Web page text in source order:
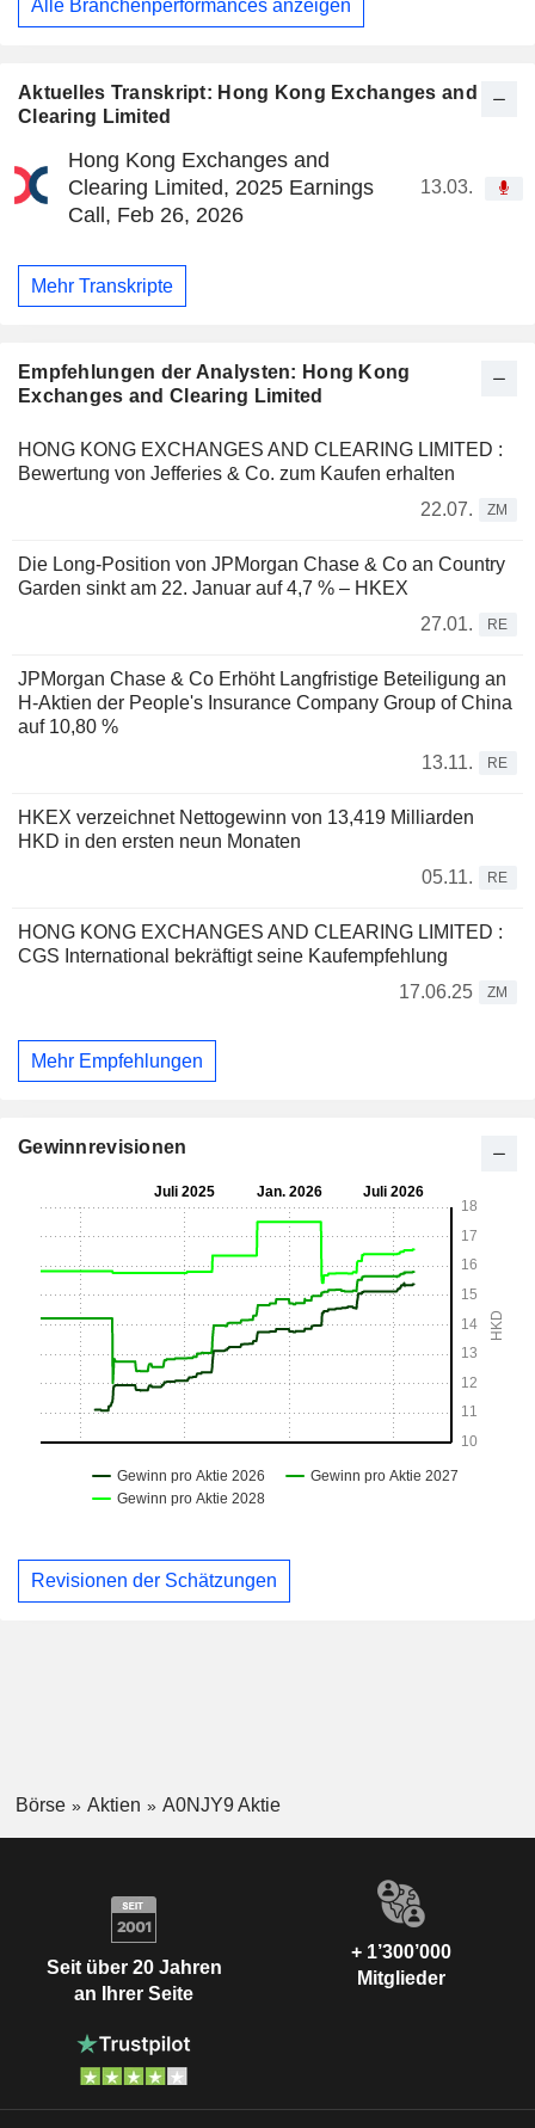
Aktuelles Transkript: Hong Kong Exchanges and
Clearing Limited
Hong Kong Exchanges and
Clearing Limited, 2025 Earnings
Call, Feb 26, 2026
13.03.
Mehr Transkripte
Empfehlungen der Analysten: Hong Kong
Exchanges and Clearing Limited
HONG KONG EXCHANGES AND CLEARING LIMITED :
Bewertung von Jefferies & Co. zum Kaufen erhalten
22.07.
ZM
Die Long-Position von JPMorgan Chase & Co an Country
Garden sinkt am 22. Januar auf 4,7 % – HKEX
27.01.
RE
JPMorgan Chase & Co Erhöht Langfristige Beteiligung an
H-Aktien der People's Insurance Company Group of China
auf 10,80 %
13.11.
RE
HKEX verzeichnet Nettogewinn von 13,419 Milliarden
HKD in den ersten neun Monaten
05.11.
RE
HONG KONG EXCHANGES AND CLEARING LIMITED :
CGS International bekräftigt seine Kaufempfehlung
17.06.25
ZM
Mehr Empfehlungen
Alle Branchenperformances anzeigen
Gewinnrevisionen
Revisionen der Schätzungen
Börse Aktien A0NJY9 Aktie
Seit über 20 Jahren
an Ihrer Seite
+ 1’300’000
Mitglieder